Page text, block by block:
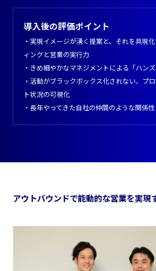
導入後の評価ポイント
・実現イメージが湧く提案と、それを具現
ィングと営業の実行力
・きめ細やかなマネジメントによる「ハン
・活動がブラックボックス化されない、プ
ト状況の可視化
・長年やってきた自社の仲間のような関係性
アウトバウンドで能動的な営業を実現